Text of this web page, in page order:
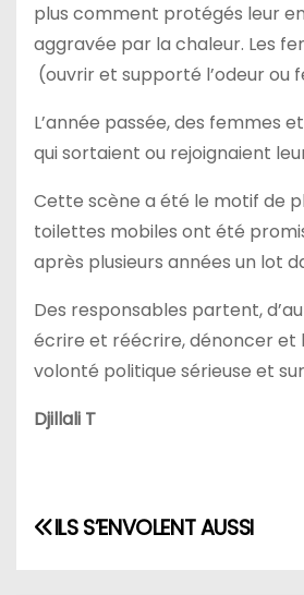
plus comment protégés leur
aggravée par la chaleur. Les
(ouvrir et supporté l’odeur ou
L’année passée, des femmes
qui sortaient ou rejoignaient
Cette scène a été le motif de
toilettes mobiles ont été
après plusieurs années un lot
Des responsables partent,
écrire et réécrire, dénoncer et
volonté politique sérieuse et
Djillali T
NILS S’ENVOLENT AUSSI